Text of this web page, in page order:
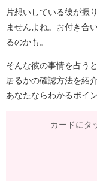
片想いしている彼が振
ませんよね。お付き合
るのかも。
そんな彼の事情を占う
居るかの確認方法を紹
あなたならわかるポイ
カードにタ